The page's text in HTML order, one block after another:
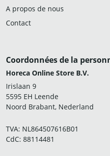
A propos de nous
Contact
Coordonnées de la
Horeca Online Store B.V.
Irislaan 9
5595 EH Leende
Noord Brabant, Nederland
TVA: NL864507616B01
CdC: 88114481